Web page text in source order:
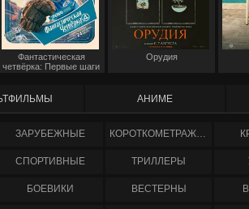
Фантастическая
четвёрка: Первые шаги
Орудия
АНИМЕ
ЗАРУБЕЖНЫЕ КОРОТКОМЕТРАЖНЫЕ
СПОРТИВНЫЕ ТРИЛЛЕРЫ
БОЕВИКИ ВЕСТЕРНЫ